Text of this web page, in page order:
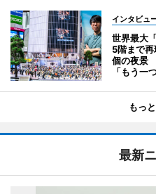
インタビュ
世界最大
5階まで
個の夜景
「もう一
もっ
最新